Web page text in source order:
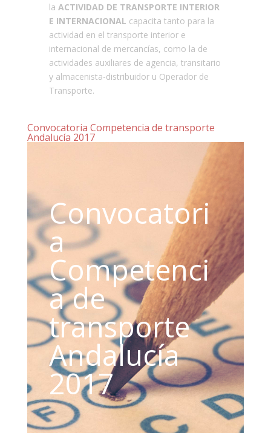
la ACTIVIDAD DE TRANSPORTE INTERIOR
E INTERNACIONAL capacita tanto para la
actividad en el transporte interior e
internacional de mercancías, como la de
actividades auxiliares de agencia, transitario
y almacenista-distribuidor u Operador de
Transporte.
Convocatoria Competencia de transporte
Andalucía 2017
Convocatori
a
Competenci
a de
transporte
Andalucía
2017